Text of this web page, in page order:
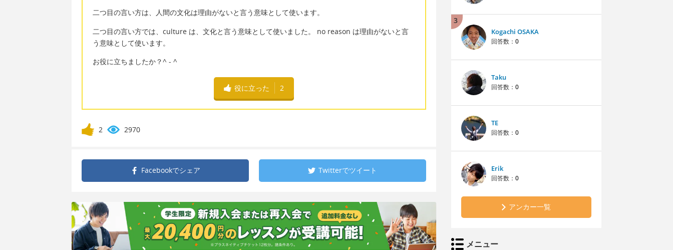
二つ目の言い方は、人間の文化は理由がないと言う意味として使います。
二つ目の言い方では、culture は、文化と言う意味として使いました。 no reason は理由がないと言
う意味として使います。
お役に立ちましたか？^ - ^
役に立った 2
2 2970
Facebookでシェア Twitterでツイート
3
Kogachi OSAKA
回答数： 0
Taku
回答数： 0
TE
回答数： 0
Erik
回答数： 0
アンカー一覧
メニュー